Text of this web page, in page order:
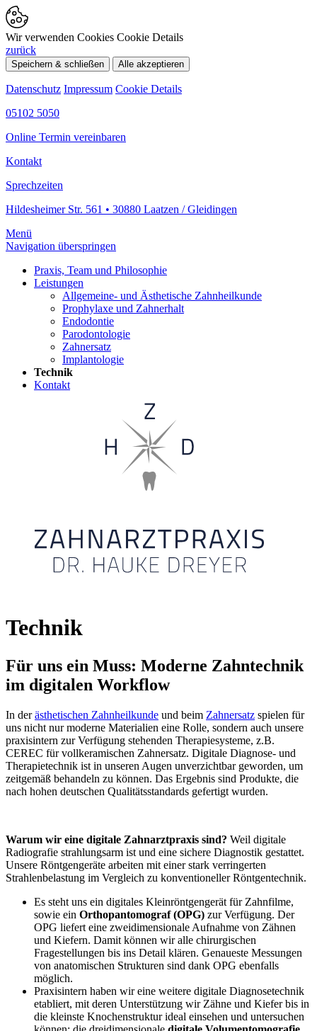
Wir verwenden Cookies Cookie Details
zurück
Speichern & schließen Alle akzeptieren
Datenschutz Impressum Cookie Details
05102 5050
Online Termin vereinbaren
Kontakt
Sprechzeiten
Hildesheimer Str. 561 • 30880 Laatzen / Gleidingen
Menü
Navigation überspringen
Praxis, Team und Philosophie
Leistungen
Allgemeine- und Ästhetische Zahnheilkunde
Prophylaxe und Zahnerhalt
Endodontie
Parodontologie
Zahnersatz
Implantologie
Technik
Kontakt
Technik
Für uns ein Muss: Moderne Zahntechnik
im digitalen Workflow
In derästhetischen Zahnheilkunde und beim Zahnersatz spielen für
uns nicht nur moderne Materialien eine Rolle, sondern auch unsere
praxisintern zur Verfügung stehenden Therapiesysteme, z.B.
CEREC für vollkeramischen Zahnersatz. Digitale Diagnose- und
Therapietechnik ist in unseren Augen unverzichtbar geworden, um
zeitgemäß behandeln zu können. Das Ergebnis sind Produkte, die
nach hohen deutschen Qualitätsstandards gefertigt wurden.
Warum wir eine digitale Zahnarztpraxis sind? Weil digitale
Radiografie strahlungsarm ist und eine sichere Diagnostik gestattet.
Unsere Röntgengeräte arbeiten mit einer stark verringerten
Strahlenbelastung im Vergleich zu konventioneller Röntgentechnik.
Es steht uns ein digitales Kleinröntgengerät für Zahnfilme,
sowie ein Orthopantomograf (OPG) zur Verfügung. Der
OPG liefert eine zweidimensionale Aufnahme von Zähnen
und Kiefern. Damit können wir alle chirurgischen
Fragestellungen bis ins Detail klären. Genaueste Messungen
von anatomischen Strukturen sind dank OPG ebenfalls
möglich.
Praxisintern haben wir eine weitere digitale Diagnosetechnik
etabliert, mit deren Unterstützung wir Zähne und Kiefer bis in
die kleinste Knochenstruktur ideal einsehen und untersuchen